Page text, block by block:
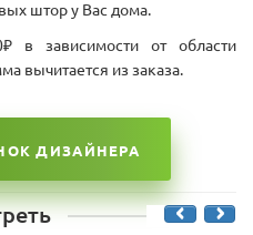
штор у Вас дома.
в зависимости от области
вычитается из заказа.
ДИЗАЙНЕРА